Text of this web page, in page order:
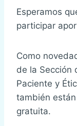
Esperamos
participar
Como
de la Sección
Paciente y
también
gratuita.